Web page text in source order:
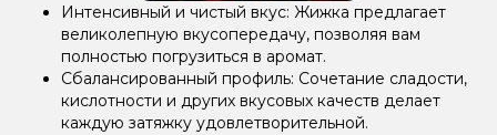
Интенсивный и чистый вкус: Жижка предлагает
великолепную вкусопередачу, позволяя вам
полностью погрузиться в аромат.
Сбалансированный профиль: Сочетание сладости,
кислотности и других вкусовых качеств делает
каждую затяжку удовлетворительной.